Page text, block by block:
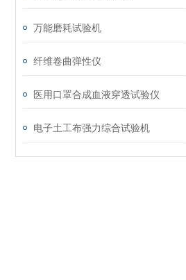
万能磨耗试验机
纤维卷曲弹性仪
医用口罩合成血液穿透试验仪
电子土工布强力综合试验机